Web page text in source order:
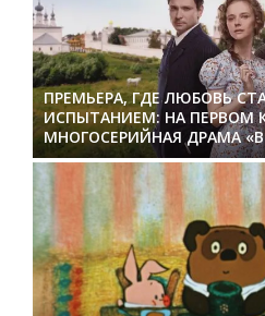
ПРЕМЬЕРА, ГДЕ ЛЮБОВЬ
ИСПЫТАНИЕМ: НА ПЕРВОМ
МНОГОСЕРИЙНАЯ ДРАМА «В